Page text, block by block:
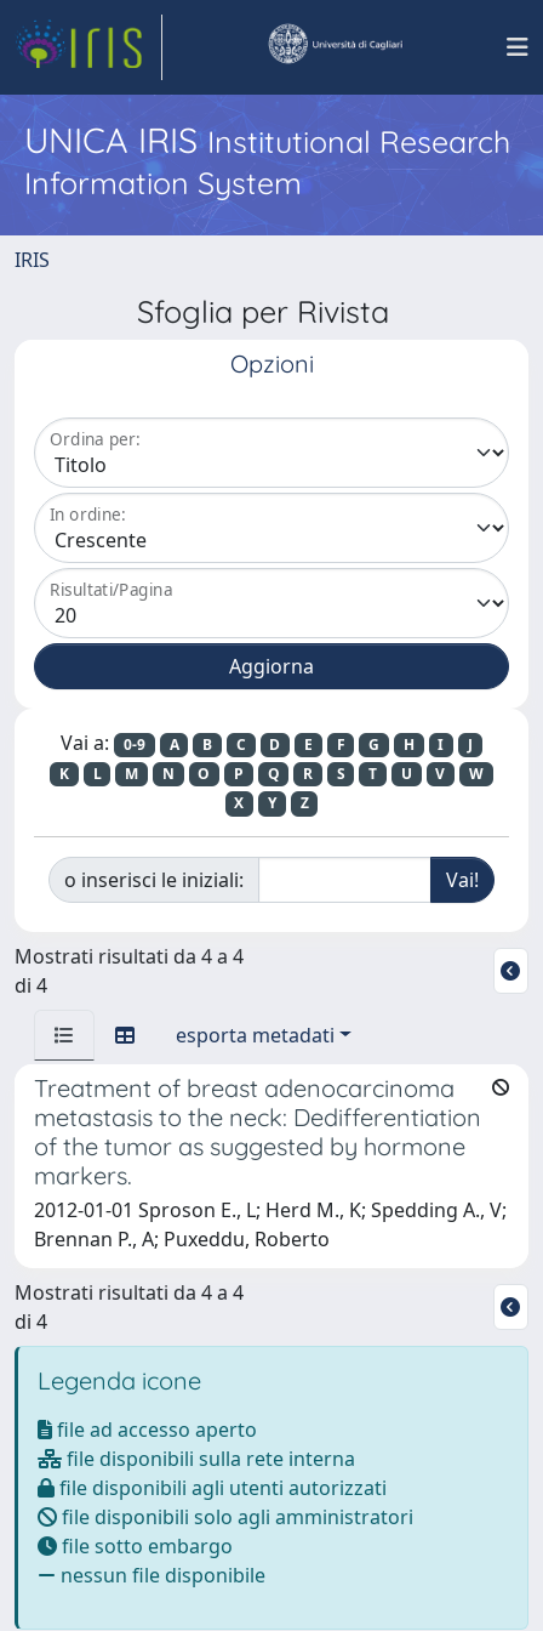
UNICA IRISInstitutional Research
Information System
IRIS
Sfoglia per Rivista
Opzioni
Ordina per:
In ordine:
Risultati/Pagina
Vai a: 0-9 A B C D E F G H I
J
K
L M N O P Q R S T U V
W
X
Y Z
o inserisci le iniziali:
Mostrati risultati da 4 a 4
di 4
esporta metadati
Treatment of breast adenocarcinoma
metastasis to the neck: Dedifferentiation
of the tumor as suggested by hormone
markers.
2012-01-01 Sproson E., L; Herd M., K; Spedding A., V;
Brennan P., A; Puxeddu, Roberto
Mostrati risultati da 4 a 4
di 4
Legenda icone
file ad accesso aperto
file disponibili sulla rete interna
file disponibili agli utenti autorizzati
file disponibili solo agli amministratori
file sotto embargo
nessun file disponibile